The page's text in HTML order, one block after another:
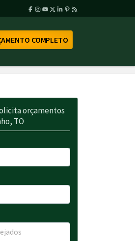
COMPLETO
orçamentos
TO